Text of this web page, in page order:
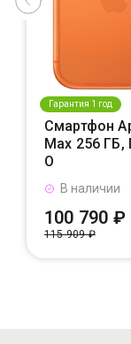
Гарантия 1 год
Смартфон
Max 256 ГБ,
O
В наличии
100 790 ₽
115 909 ₽